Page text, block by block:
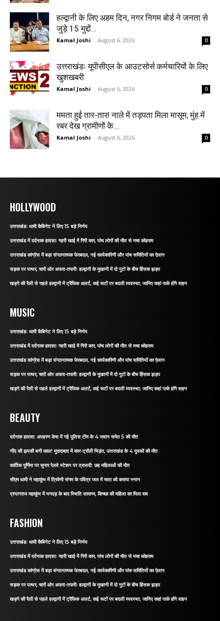
हल्द्वानी के लिए अहम दिन, नगर निगम बोर्ड ने जनता से
जुड़े 15 मुद्दों...
Kamal Joshi - August 6, 2026 0
उत्तराखंडः यूपीसीएल के आउटसोर्स कर्मचारियों के लिए
खुशखबरी
Kamal Joshi - August 6, 2026 0
ममता हुई तार-तार! नाले में तड़पता मिला मासूम, मुंह में
रबर देख ग्रामीणों के...
Kamal Joshi - August 6, 2026 0
HOLLYWOOD
उत्तराखंडः धामी कैबिनेट ने लिए 15 बड़े निर्णय
उत्तराखंड में दर्दनाक हादसाः गहरी खाई में गिरी कार, पांच लोगों की मौत से मचा कोहराम
उत्तराखंड कांग्रेस में बड़ा संगठनात्मक फेरबदल, नई कार्यकारिणी और पांच समितियों का ऐलान
सड़क पर पत्थर, चारों ओर अफरा-तफरीः हल्द्वानी के मुखानी में दो गुटों के बीच हिंसक झड़प
खड़गे की रैली से पहले हल्द्वानी में ट्रैफिक अलर्ट, कई रूटों पर बदली व्यवस्था; जानिए कहां पार्क होंगे वाहन
MUSIC
उत्तराखंडः धामी कैबिनेट ने लिए 15 बड़े निर्णय
उत्तराखंड में दर्दनाक हादसाः गहरी खाई में गिरी कार, पांच लोगों की मौत से मचा कोहराम
उत्तराखंड कांग्रेस में बड़ा संगठनात्मक फेरबदल, नई कार्यकारिणी और पांच समितियों का ऐलान
सड़क पर पत्थर, चारों ओर अफरा-तफरीः हल्द्वानी के मुखानी में दो गुटों के बीच हिंसक झड़प
खड़गे की रैली से पहले हल्द्वानी में ट्रैफिक अलर्ट, कई रूटों पर बदली व्यवस्था; जानिए कहां पार्क होंगे वाहन
BEAUTY
दर्दनाक हादसा: अपहरण केस में गई पुलिस टीम के 4 जवान समेत 5 की मौत
नींद की झपकी बनी काल! मुरादाबाद में कार-ट्रॉली भिड़ंत, उत्तराखंड के 4 युवकों की मौत
कार्तिक पूर्णिमा पर चुनार रेलवे स्टेशन पर त्रासदी: छह महिलाओं की मौत
सीएम धामी ने महाकुंभ में त्रिवेणी संगम के पवित्र जल में माता को कराया स्नान
प्रयागराज महाकुंभ में भगदड़ के बाद स्थिति सामान्य, किच्छा की महिला का मिला शव
FASHION
उत्तराखंडः धामी कैबिनेट ने लिए 15 बड़े निर्णय
उत्तराखंड में दर्दनाक हादसाः गहरी खाई में गिरी कार, पांच लोगों की मौत से मचा कोहराम
उत्तराखंड कांग्रेस में बड़ा संगठनात्मक फेरबदल, नई कार्यकारिणी और पांच समितियों का ऐलान
सड़क पर पत्थर, चारों ओर अफरा-तफरीः हल्द्वानी के मुखानी में दो गुटों के बीच हिंसक झड़प
खड़गे की रैली से पहले हल्द्वानी में ट्रैफिक अलर्ट, कई रूटों पर बदली व्यवस्था; जानिए कहां पार्क होंगे वाहन